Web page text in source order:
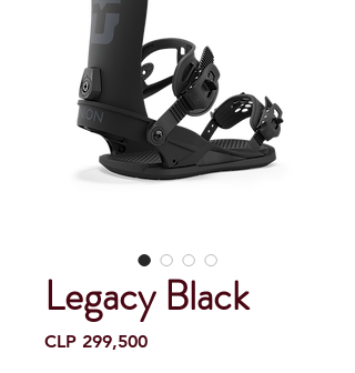
Legacy Black
CLP 299,500Price